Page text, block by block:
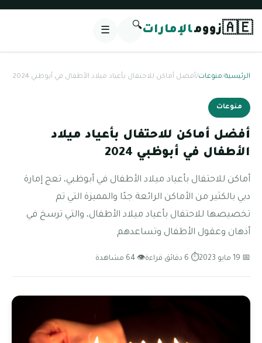
🇦🇪زوومالإمارات🔍
☰
الرئيسية/منوعات/أفضل أماكن للاحتفال بأعياد ميلاد الأطفال في أبوظبي 2024
منوعات
أفضل أماكن للاحتفال بأعياد ميلاد
الأطفال في أبوظبي 2024
أماكن للاحتفال بأعياد ميلاد الأطفال في أبوظبي، تعج إمارة
دبي بالكثير من الأماكن الرائعة جدًا والمميزة التي تم
تخصيصها للاحتفال بأعياد ميلاد الأطفال، والتي ترسخ في
أذهان وعقول الأطفال وتساعدهم
📅 19 مايو 2023 ⏱ 6 دقائق قراءة 👁 64 مشاهدة